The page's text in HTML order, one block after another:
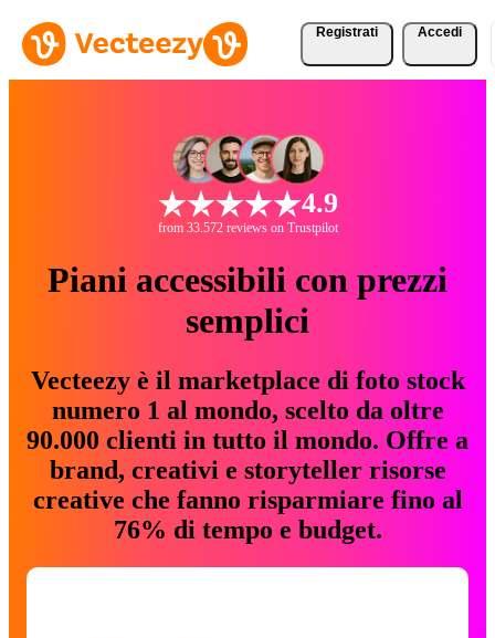
Registrati Accedi
4.9
from 33.572 reviews on Trustpilot
Piani accessibili con prezzi
semplici
Vecteezy è il marketplace di foto stock
numero 1 al mondo, scelto da oltre
90.000 clienti in tutto il mondo. Offre a
brand, creativi e storyteller risorse
creative che fanno risparmiare fino al
76% di tempo e budget.